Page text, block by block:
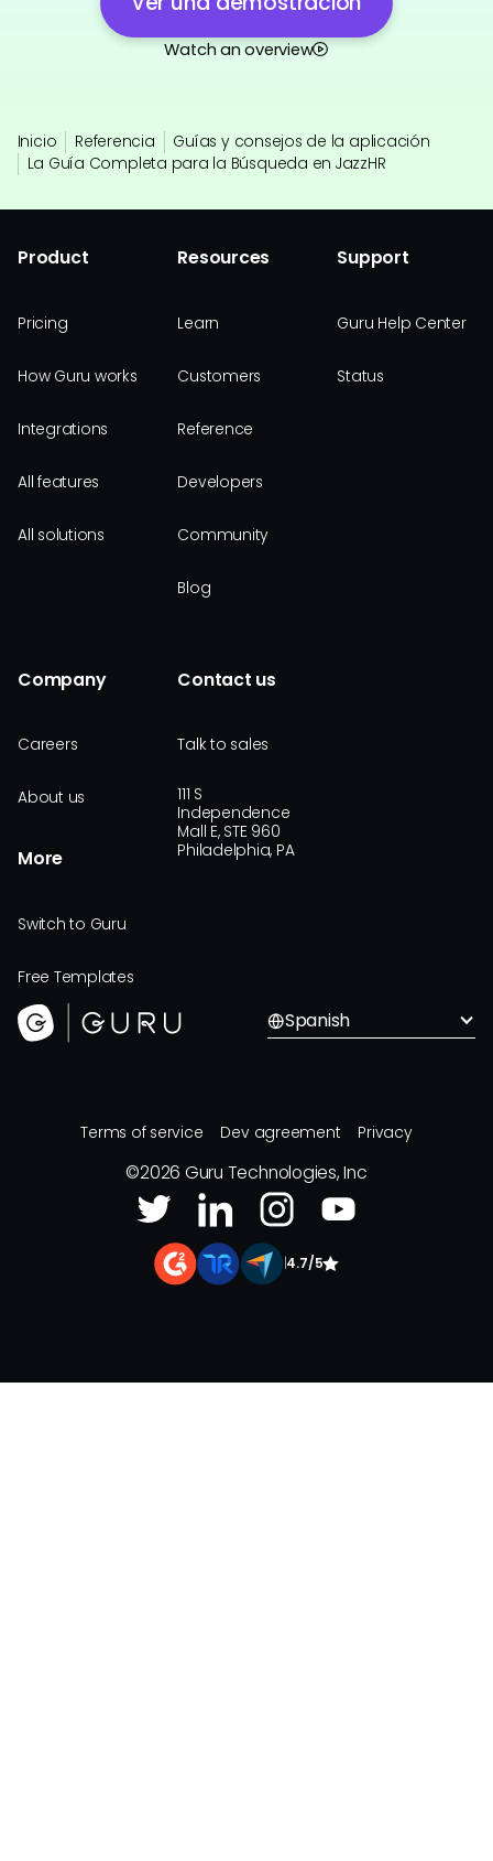
Watch an overview
Inicio Referencia
Guías y consejos de la aplicación
La Guía Completa para la Búsqueda en JazzHR
Product
Pricing
How Guru works
Integrations
All features
All solutions
Resources
Learn
Customers
Reference
Developers
Community
Blog
Support
Guru Help Center
Status
Company
Careers
About us
More
Switch to Guru
Free Templates
Contact us
Talk to sales
111 S
Independence
Mall E, STE 960
Philadelphia, PA
Spanish
Terms of service Dev agreement Privacy
©2026 Guru Technologies, Inc
4.7/5